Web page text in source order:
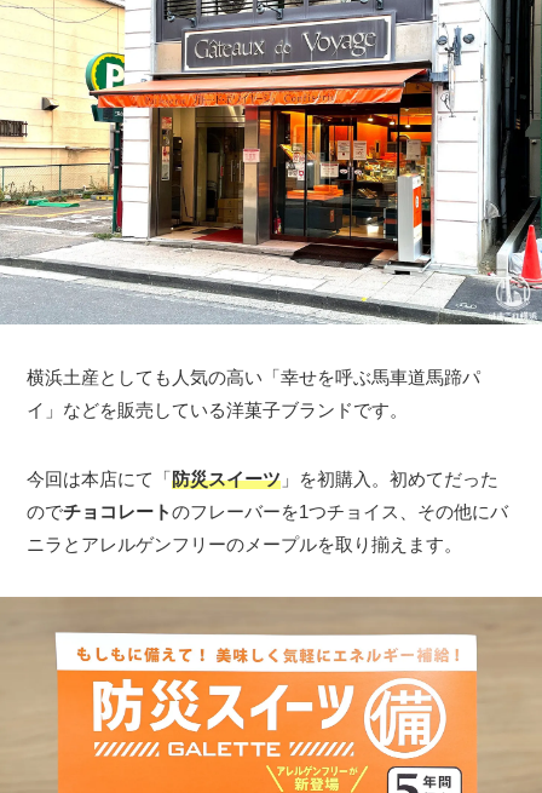
横浜土産としても人気の高い「幸せを呼ぶ馬車道馬蹄パ
イ」などを販売している洋菓子ブランドです。
今回は本店にて「防災スイーツ 」を初購入。初めてだった
のでチョコレートのフレーバーを1つチョイス、その他にバ
ニラとアレルゲンフリーのメープルを取り揃えます。